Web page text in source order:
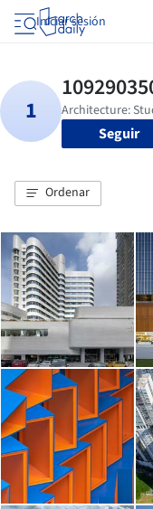
Iniciar sesión
Seguir
Ordenar